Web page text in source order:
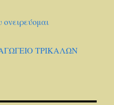
ΤΡΙΚΑΛΩΝ